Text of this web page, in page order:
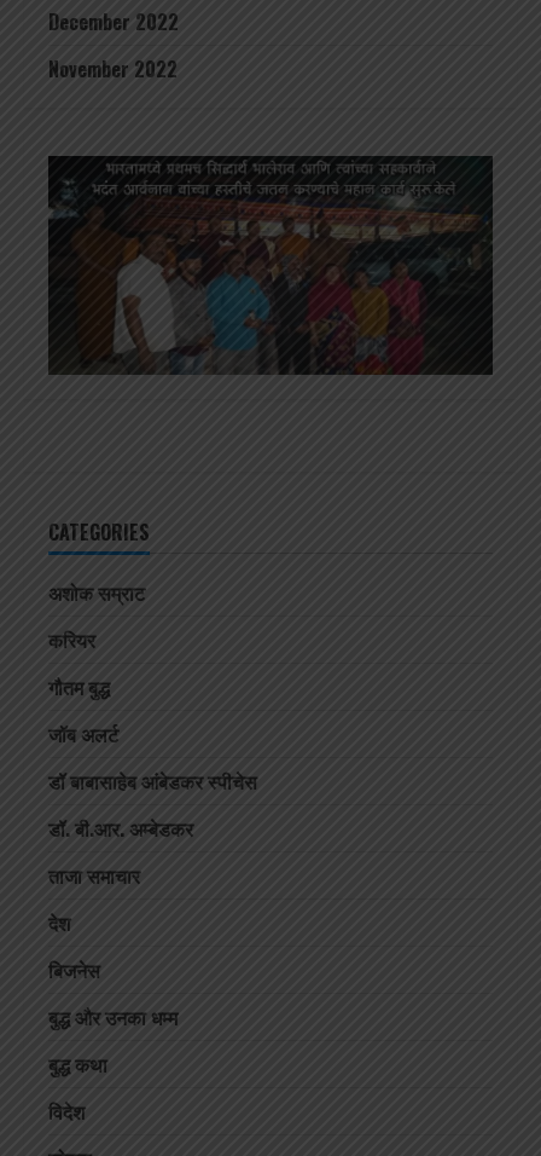
December 2022
November 2022
CATEGORIES
अशोक सम्राट
करियर
गौतम बुद्ध
जॉब अलर्ट
डॉ बाबासाहेब आंबेडकर स्पीचेस
डॉ. बी.आर. अम्बेडकर
ताजा समाचार
देश
बिजनेस
बुद्ध और उनका धम्म
बुद्ध कथा
विदेश